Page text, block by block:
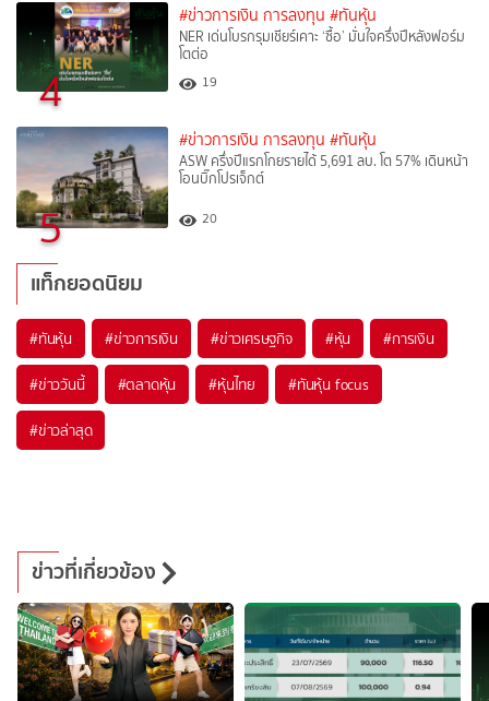
4
#ข่าวการเงิน การลงทุน #ทันหุ้น
NER เด่นโบรกรุมเชียร์เคาะ ‘ซื้อ’ มั่นใจครึ่งปีหลังฟอร์ม
โตต่อ
19
5
#ข่าวการเงิน การลงทุน #ทันหุ้น
ASW ครึ่งปีแรกโกยรายได้ 5,691 ลบ. โต 57% เดินหน้า
โอนบิ๊กโปรเจ็กต์
20
แท็กยอดนิยม
#ทันหุ้น #ข่าวการเงิน #ข่าวเศรษฐกิจ #หุ้น #การเงิน
#ข่าววันนี้ #ตลาดหุ้น #หุ้นไทย #ทันหุ้น focus
#ข่าวล่าสุด
ข่าวที่เกี่ยวข้อง